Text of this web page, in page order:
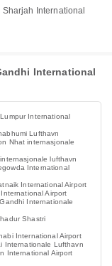
International
International
Lufthavn
Nhat internasjonale
lufthavn
International
International Airport
Airport
Internationale
Shastri
International Airport
Internationale Lufthavn
International Airport